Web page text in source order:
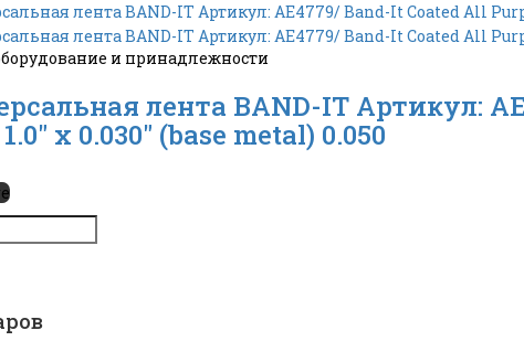
и принадлежности
лента BAND-IT Артикул:
1.0″ x 0.030″ (base metal) 0.050